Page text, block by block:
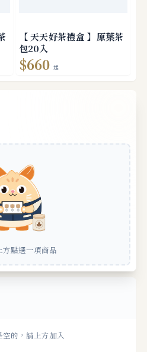
【 天天好茶禮盒 】原葉茶
包20入
$660 起
方點選一項商品
空的，請上方加入